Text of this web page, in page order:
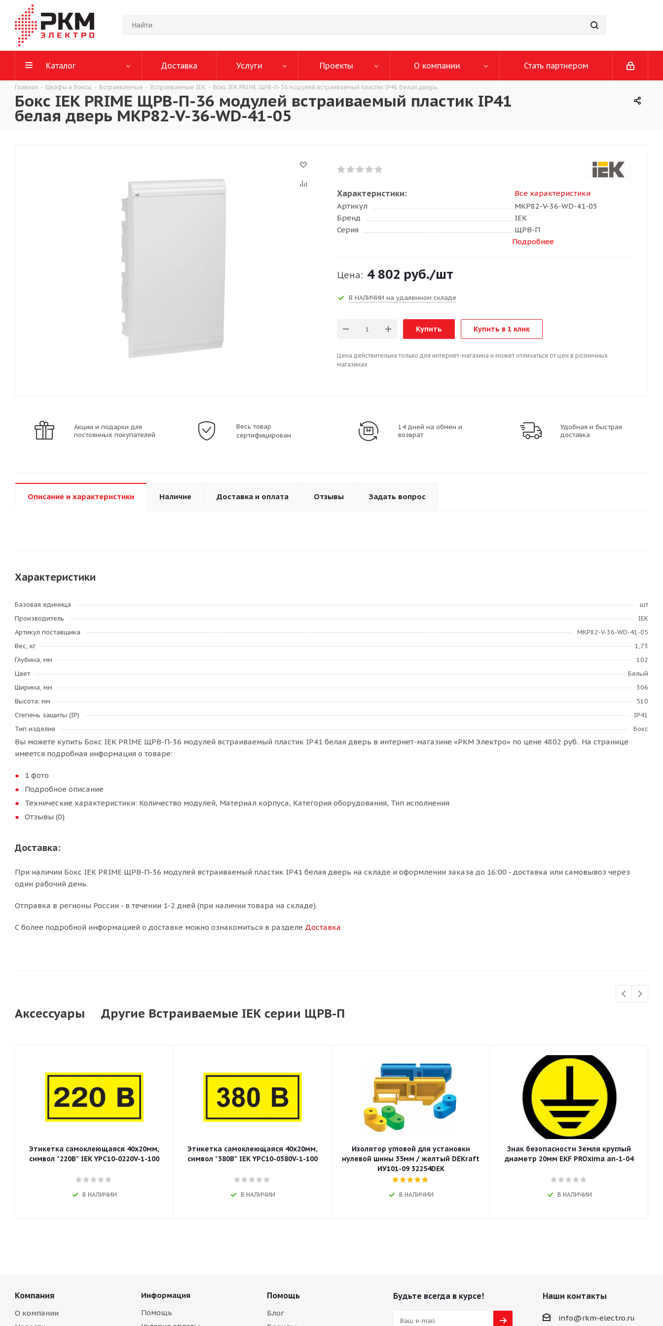
Каталог Доставка Услуги Проекты О компании Стать партнером
Главная - Шкафы и боксы - Встраиваемые - Встраиваемые IEK - Бокс IEK PRIME ЩРВ-П-36 модулей встраиваемый пластик IP41 белая дверь
Бокс IEK PRIME ЩРВ-П-36 модулей встраиваемый пластик IP41
белая дверь MKP82-V-36-WD-41-05
Характеристики:
Все характеристики
Артикул
MKP82-V-36-WD-41-05
Бренд
IEK
Серия
ЩРВ-П
Подробнее
Цена: 4 802 руб./шт
В НАЛИЧИИ на удаленном складе
Купить Купить в 1 клик
Цена действительна только для интернет-магазина и может отличаться от цен в розничных
магазинах
Акции и подарки для
постоянных покупателей
Весь товар
сертифицирован
14 дней на обмен и
возврат
Удобная и быстрая
доставка
Описание и характеристики Наличие Доставка и оплата Отзывы Задать вопрос
Характеристики
Базовая единица
шт
Производитель
IEK
Артикул поставщика
MKP82-V-36-WD-41-05
Вес, кг
1,73
Глубина, мм
102
Цвет
Белый
Ширина, мм
306
Высота, мм
510
Степень защиты (IP)
IP41
Тип изделия
Бокс
Вы можете купить Бокс IEK PRIME ЩРВ-П-36 модулей встраиваемый пластик IP41 белая дверь в интернет-магазине «РКМ Электро» по цене 4802 руб.. На странице
имеется подробная информация о товаре:
1 фото
Подробное описание
Технические характеристики: Количество модулей, Материал корпуса, Категория оборудования, Тип исполнения
Отзывы (0)
Доставка:
При наличии Бокс IEK PRIME ЩРВ-П-36 модулей встраиваемый пластик IP41 белая дверь на складе и оформлении заказа до 16:00 - доставка или самовывоз через
один рабочий день.
Отправка в регионы России - в течении 1-2 дней (при наличии товара на складе).
С более подробной информацией о доставке можно ознакомиться в разделе Доставка
Аксессуары Другие Встраиваемые IEK серии ЩРВ-П
Этикетка самоклеющаяся 40х20мм,
символ "220В" IEK YPC10-0220V-1-100
В НАЛИЧИИ
Этикетка самоклеющаяся 40х20мм,
символ "380В" IEK YPC10-0380V-1-100
В НАЛИЧИИ
Изолятор угловой для установки
нулевой шины 35мм / желтый DEKraft
ИУ101-09 32254DEK
В НАЛИЧИИ
Знак безопасности Земля круглый
диаметр 20мм EKF PROxima an-1-04
В НАЛИЧИИ
Компания
О компании
Информация
Помощь
Помощь
Блог
Будьте всегда в курсе! Наши контакты
info@rkm-electro.ru